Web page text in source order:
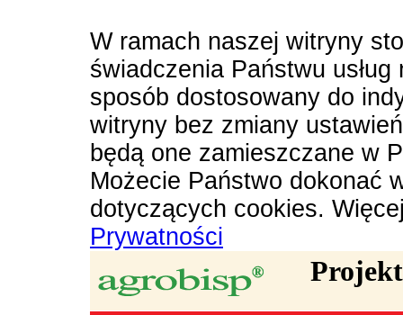
W ramach naszej witryny
świadczenia Państwu
sposób dostosowany do
witryny bez zmiany
będą one zamieszczane w
Możecie Państwo dokonać
dotyczących cookies.
Prywatności